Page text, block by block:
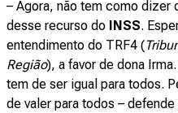
– Agora, não tem como dizer
desse recurso do INSS.
entendimento do TRF4 (
Região), a favor de dona
tem de ser igual para todos.
de valer para todos –